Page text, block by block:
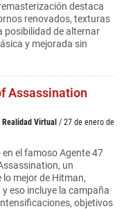
destaca
renovados, texturas
posibilidad de alternar
y mejorada sin
Assassination
Realidad Virtual / 27 de enero de
el famoso Agente 47
un
lo mejor de Hitman,
eso incluye la campaña
objetivos